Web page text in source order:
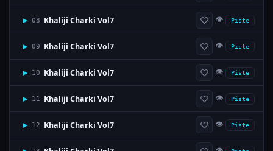
▶ 08 Khaliji Charki Vol7 👁 Piste
▶ 09 Khaliji Charki Vol7 👁 Piste
▶ 10 Khaliji Charki Vol7 👁 Piste
▶ 11 Khaliji Charki Vol7 👁 Piste
▶ 12 Khaliji Charki Vol7 👁 Piste